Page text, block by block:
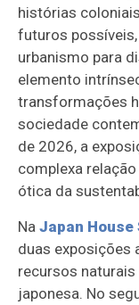
histórias
futuros
urbanismo para
elemento
transformações
sociedade
de 2026, a
complexa
ótica da
NaJapan House
duas exposições
recursos
japonesa. No